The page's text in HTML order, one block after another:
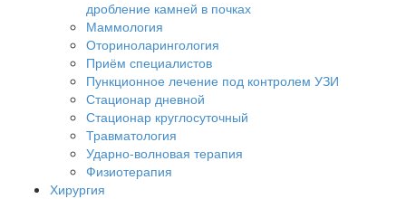
дробление камней в почках
Маммология
Оториноларингология
Приём специалистов
Пункционное лечение под контролем УЗИ
Стационар дневной
Стационар круглосуточный
Травматология
Ударно-волновая терапия
Физиотерапия
Хирургия